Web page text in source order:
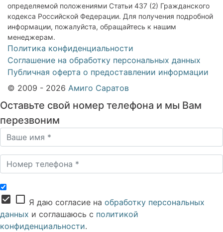
определяемой положениями Статьи 437 (2) Гражданского
кодекса Российской Федерации. Для получения подробной
информации, пожалуйста, обращайтесь к нашим
менеджерам.
Политика конфиденциальности
Соглашение на обработку персональных данных
Публичная оферта о предоставлении информации
© 2009 - 2026 Амиго Саратов
Оставьте свой номер телефона и мы Вам
перезвоним
check_box check_box_outline_blank Я даю согласие на обработку персональных
данных и соглашаюсь с политикой
конфиденциальности.